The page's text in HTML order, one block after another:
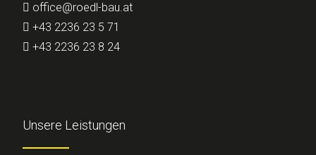
office@roedl-bau.at
+43 2236 23 5 71
+43 2236 23 8 24
Unsere Leistungen